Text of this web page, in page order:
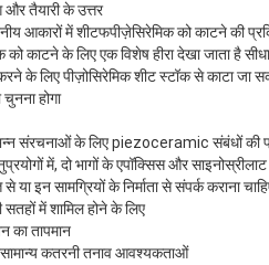
और तैयारी के उत्तर
आकारों में शीटफपीज़ेसिरेमिक को काटने की
को काटने के लिए एक विशेष हीरा देखा जाता है
के लिए पीज़ोसिरेमिक शीट स्टॉक से काटा जा
होगा
संरचनाओं के लिए piezoceramic संबंधों की
में, दो भागों के एपॉक्सिस और
से या इन सामग्रियों के निर्माता से संपर्क कराना
सतहों में शामिल होने के लिए
का तापमान
कतरनी तनाव आवश्यकताओं